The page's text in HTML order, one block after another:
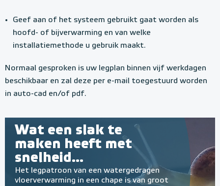
Geef aan of het systeem gebruikt gaat worden als
hoofd- of bijverwarming en van welke
installatiemethode u gebruik maakt.
Normaal gesproken is uw legplan binnen vijf werkdagen
beschikbaar en zal deze per e-mail toegestuurd worden
in auto-cad en/of pdf.
Wat een slak te
maken heeft met
snelheid...
Het legpatroon van een watergedragen
vloerverwarming in een chape is van groot